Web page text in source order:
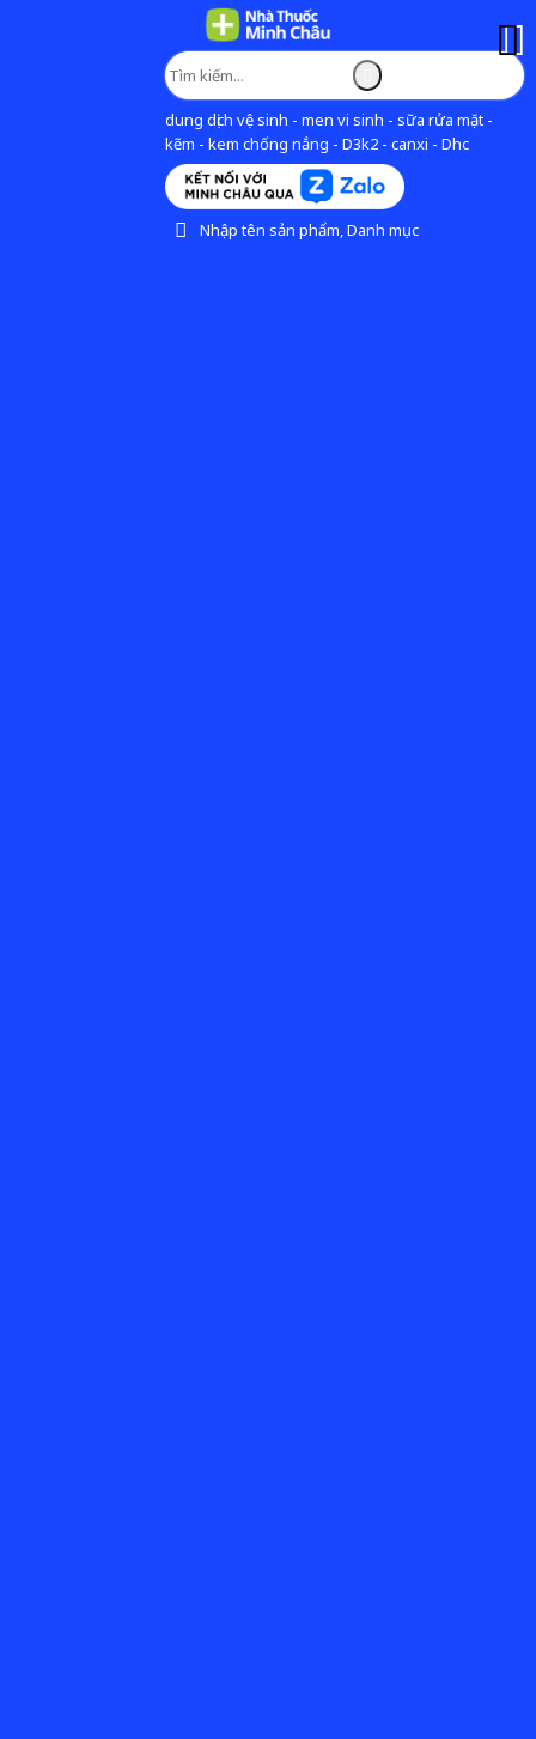
dung dịch vệ sinh - men vi sinh - sữa rửa mặt -
kẽm - kem chống nắng - D3k2 - canxi - Dhc
Nhập tên sản phẩm, Danh mục